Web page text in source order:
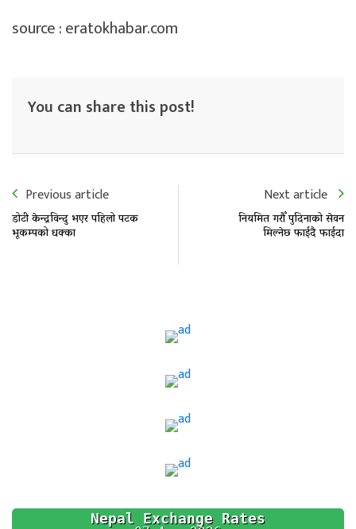
source : eratokhabar.com
You can share this post!
Previous article
डोटी केन्द्रविन्दु भएर पहिलो पटक
भूकम्पको धक्का
Next article
नियमित गरौँ पुदिनाको सेवन
मिल्नेछ फाईदै फाईदा